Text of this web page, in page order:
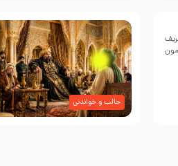
جالب و خواندنی